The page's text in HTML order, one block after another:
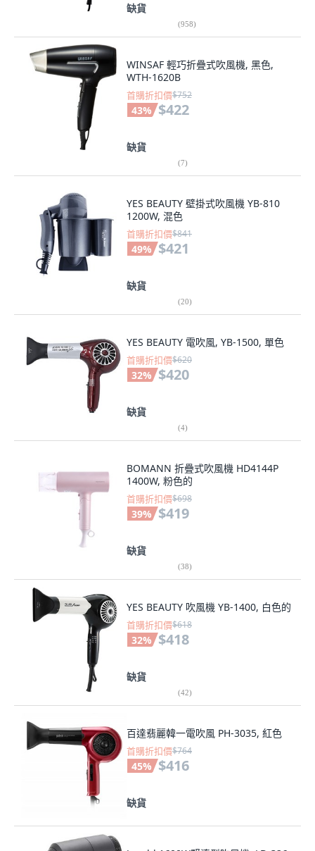
缺貨
(958)
WINSAF 輕巧折疊式吹風機, 黑色,
WTH-1620B
首購折扣價$752
43% $422
缺貨
(7)
YES BEAUTY 壁掛式吹風機 YB-810
1200W, 混色
首購折扣價$841
49% $421
缺貨
(20)
YES BEAUTY 電吹風, YB-1500, 單色
首購折扣價$620
32% $420
缺貨
(4)
BOMANN 折疊式吹風機 HD4144P
1400W, 粉色的
首購折扣價$698
39% $419
缺貨
(38)
YES BEAUTY 吹風機 YB-1400, 白色的
首購折扣價$618
32% $418
缺貨
(42)
百達翡麗韓一電吹風 PH-3035, 紅色
首購折扣價$764
45% $416
缺貨